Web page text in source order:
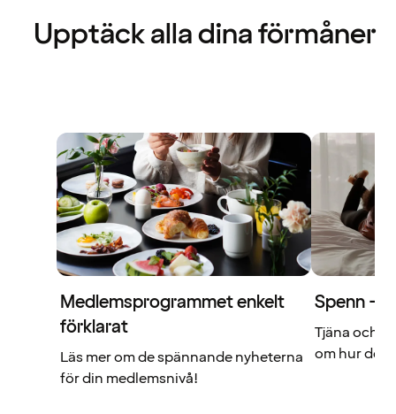
Upptäck alla dina förmåner
Medlemsprogrammet enkelt
förklarat
Läs mer om de spännande nyheterna
för din medlemsnivå!
Spenn –
Tjäna och
om hur det